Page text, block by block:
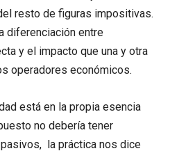
resto de figuras impositivas.
diferenciación entre
y el impacto que una y otra
operadores económicos.
está en la propia esencia
no debería tener
la práctica nos dice